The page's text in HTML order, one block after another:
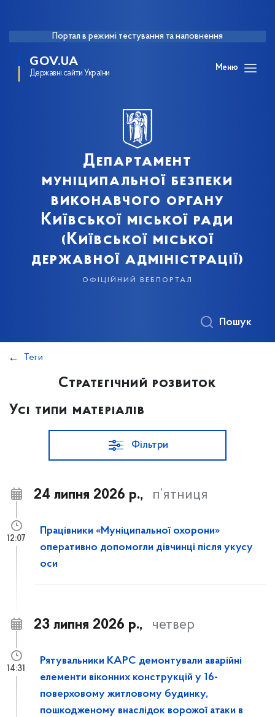
Портал в режимі тестування та наповнення
GOV.UA
Державні сайти України
Меню
Департамент
муніципальної безпеки
виконавчого органу
Київської міської ради
(Київської міської
державної адміністрації)
офіційний вебпортал
Пошук
Теги
Стратегічний розвиток
Усі типи матеріалів
Фільтри
24 липня 2026 р., п’ятниця
Працівники «Муніципальної охорони»
оперативно допомогли дівчинці після укусу
оси
12:07
23 липня 2026 р., четвер
Рятувальники КАРС демонтували аварійні
елементи віконних конструкцій у 16-
поверховому житловому будинку,
пошкодженому внаслідок ворожої атаки в
14:31